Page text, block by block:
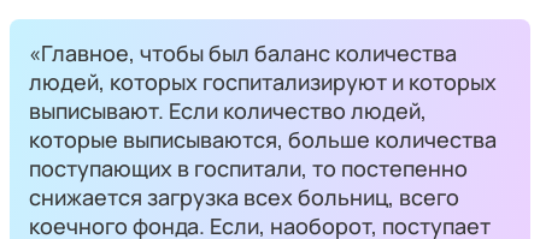
«Главное, чтобы был баланс количества
людей, которых госпитализируют и которых
выписывают. Если количество людей,
которые выписываются, больше количества
поступающих в госпитали, то постепенно
снижается загрузка всех больниц, всего
коечного фонда. Если, наоборот, поступает